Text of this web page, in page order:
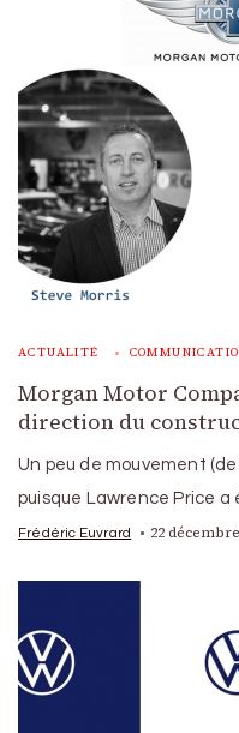
ACTUALITÉ
Morgan Motor
direction du
Un peu de mouvement
puisque Lawrence Price a
Frédéric Euvrard 22